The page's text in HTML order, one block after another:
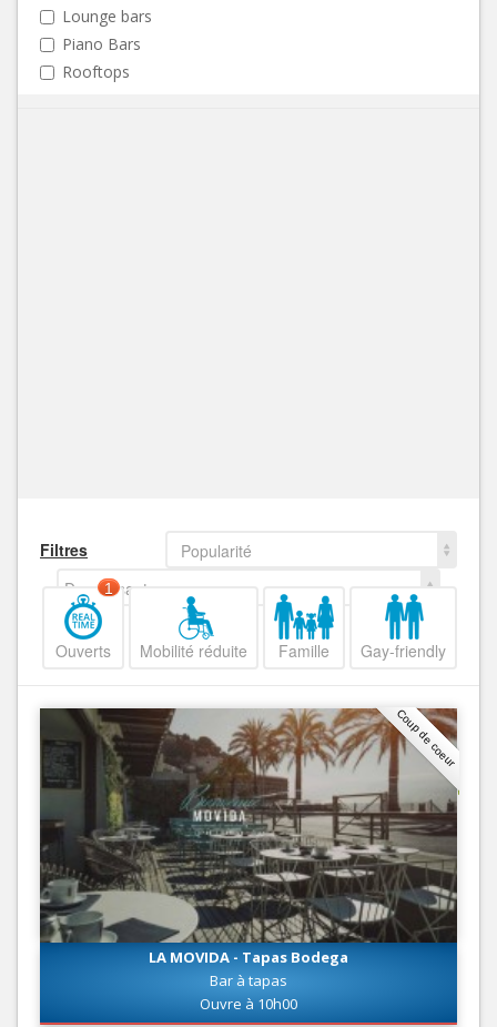
Lounge bars
Piano Bars
Rooftops
Filtres
Popularité
Decroissant
Ouverts
1
Mobilité réduite Famille Gay-friendly
Coup de coeur
LA MOVIDA - Tapas Bodega
Bar à tapas
Ouvre à 10h00